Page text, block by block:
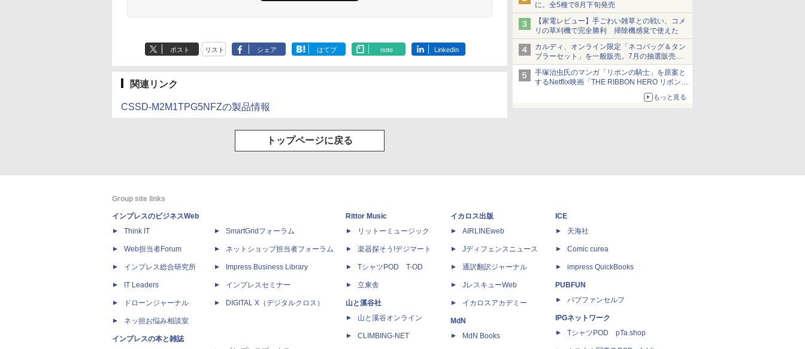
に。全5種で8月下旬発売
【家電レビュー】手ごわい雑草との戦い、コメ
リの草刈機で完全勝利 掃除機感覚で使えた
カルディ、オンライン限定「ネコバッグ＆タン
ブラーセット」を一般販売。7月の抽選販売の
当選無効分
手塚治虫氏のマンガ「リボンの騎士」を原案と
するNetflix映画「THE RIBBON HERO リボンヒ
もっと見る
ポスト リスト シェア はてブ note LinkedIn
関連リンク
CSSD-M2M1TPG5NFZの製品情報
トップページに戻る
Group site links
インプレスのビジネスWeb
Think IT
Web担当者Forum
インプレス総合研究所
IT Leaders
ドローンジャーナル
ネッ担お悩み相談室
インプレスの本と雑誌
SmartGridフォーラム
ネットショップ担当者フォーラム
Impress Business Library
インプレスセミナー
DIGITAL X（デジタルクロス）
Rittor Music
リットーミュージック
楽器探そう!デジマート
TシャツPOD T-OD
立東舎
山と溪谷社
山と溪谷オンライン
CLIMBING-NET
イカロス出版
AIRLINEweb
Jディフェンスニュース
通訳翻訳ジャーナル
JレスキューWeb
イカロスアカデミー
MdN
MdN Books
ICE
天海社
Comic curea
impress QuickBooks
PUBFUN
パブファンセルフ
IPGネットワーク
TシャツPOD pTa.shop